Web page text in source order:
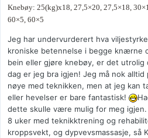
Knebøy: 25(kg)x18, 27,5×20, 27,5×18,
60×5, 60×5
Jeg har undervurderert hva
kroniske betennelse i begge knærne
bein eller gjøre knebøy, er det utrolig
dag er jeg bra igjen! Jeg må nok
nøye med teknikken, men at jeg kan
eller hevelser er bare fantastisk!
dette skulle være mulig for meg
8 uker med teknikktrening og
kroppsvekt, og dypvevsmassasje, så